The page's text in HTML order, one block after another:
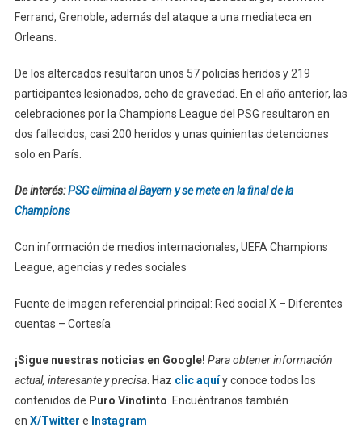
Ferrand, Grenoble, además del ataque a una mediateca en
Orleans.
De los altercados resultaron unos 57 policías heridos y 219
participantes lesionados, ocho de gravedad. En el año anterior, las
celebraciones por la Champions League del PSG resultaron en
dos fallecidos, casi 200 heridos y unas quinientas detenciones
solo en París.
De interés:PSG elimina al Bayern y se mete en la final de la
Champions
Con información de medios internacionales, UEFA Champions
League, agencias y redes sociales
Fuente de imagen referencial principal: Red social X – Diferentes
cuentas – Cortesía
¡Sigue nuestras noticias en Google! Para obtener información
actual, interesante y precisa. Haz clic aquíy conoce todos los
contenidos de Puro Vinotinto. Encuéntranos también
en X/Twitter e Instagram